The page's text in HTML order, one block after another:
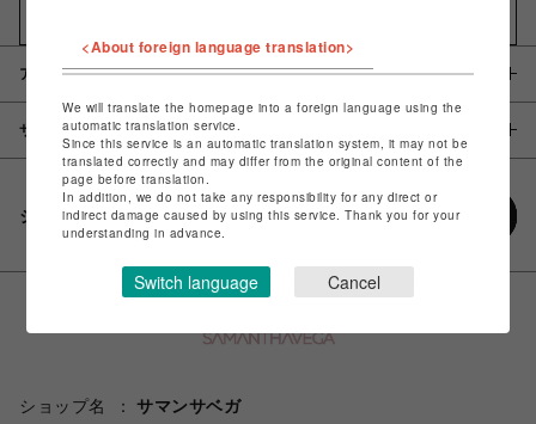
アイテム説明 / 素材
サイズ
シェアする
ショップ名
サマンサベガ
<About foreign language translation>
We will translate the homepage into a foreign language using the
automatic translation service.
Since this service is an automatic translation system, it may not be
translated correctly and may differ from the original content of the
page before translation.
In addition, we do not take any responsibility for any direct or
indirect damage caused by using this service. Thank you for your
understanding in advance.
Switch language Cancel